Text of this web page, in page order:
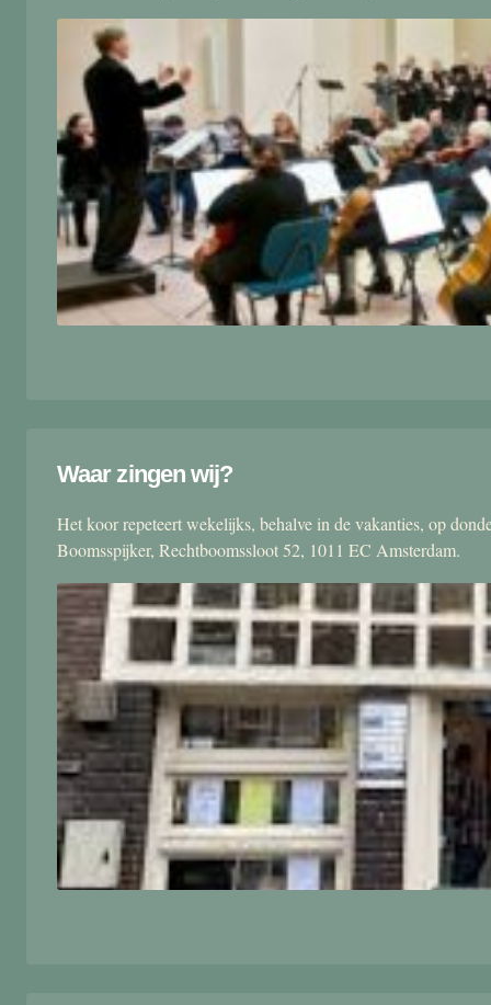
Waar zingen wij?
Het koor repeteert wekelijks, behalve in de vakanties, op
Boomsspijker, Rechtboomssloot 52, 1011 EC Amsterdam.